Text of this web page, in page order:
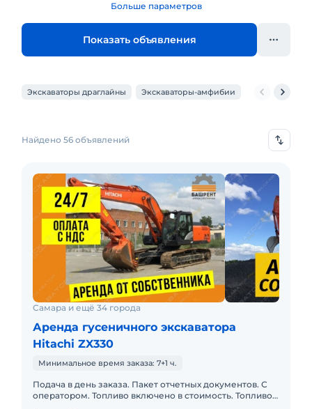
Больше параметров
Показать объявления
Экскаваторы драглайны Экскаваторы-амфибии
Найдено 56 объявлений
Самара и ещё 34 города
Аренда гусеничного экскаватора
Hitachi ZX330
Минимальное время заказа: 7+1 ч.
Подача в день заказа. Пакет отчетных документов. С
оператором. Топливо включено в стоимость. Топливо